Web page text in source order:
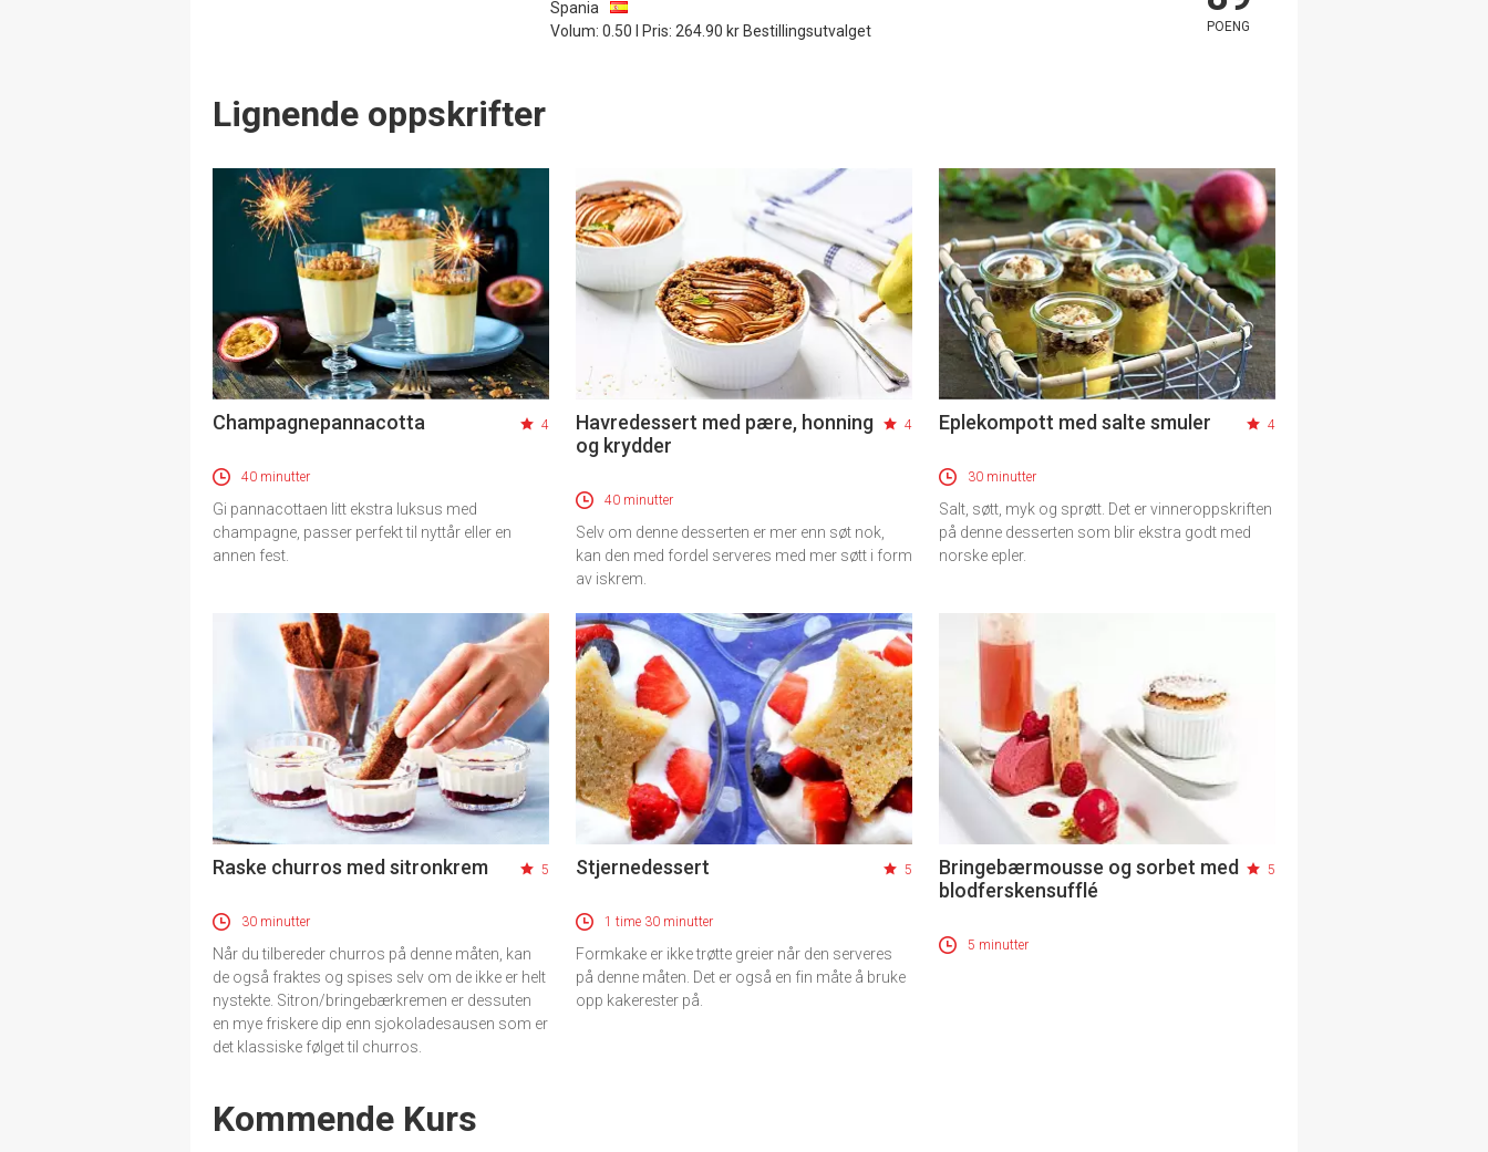
Spania
Volum: 0.50 l Pris: 264.90 kr Bestillingsutvalget
POENG
Lignende oppskrifter
Champagnepannacotta 4
40 minutter
Gi pannacottaen litt ekstra luksus med
champagne, passer perfekt til nyttår eller en
annen fest.
Havredessert med pære, honning
og krydder
4
40 minutter
Selv om denne desserten er mer enn søt nok,
kan den med fordel serveres med mer søtt i form
av iskrem.
Eplekompott med salte smuler 4
30 minutter
Salt, søtt, myk og sprøtt. Det er vinneroppskriften
på denne desserten som blir ekstra godt med
norske epler.
Raske churros med sitronkrem 5
30 minutter
Når du tilbereder churros på denne måten, kan
de også fraktes og spises selv om de ikke er helt
nystekte. Sitron/bringebærkremen er dessuten
en mye friskere dip enn sjokoladesausen som er
det klassiske følget til churros.
Stjernedessert 5
1 time 30 minutter
Formkake er ikke trøtte greier når den serveres
på denne måten. Det er også en fin måte å bruke
opp kakerester på.
Bringebærmousse og sorbet med
blodferskensufflé
5
5 minutter
Events
Kommende Kurs